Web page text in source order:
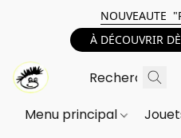
NOUVEAUTE
À DÉCOUVRIR
Menu principal